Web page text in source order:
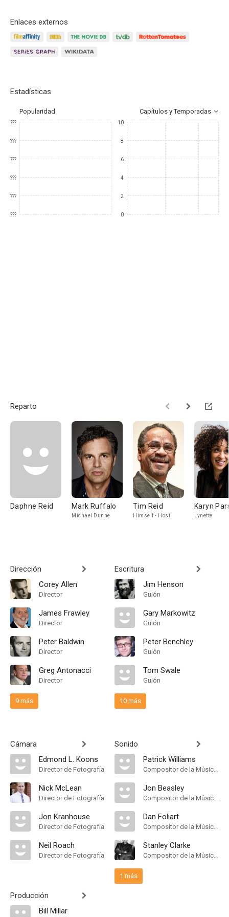
Enlaces externos
Estadísticas
Popularidad Capítulos y Temporadas
???
???
???
???
???
???
10
8
6
4
2
0
Reparto
Daphne Reid Mark Ruffalo
Michael Dunne
Tim Reid
Himself - Host
Karyn
Lynette
Dirección
Corey Allen
Director
James Frawley
Director
Peter Baldwin
Director
Greg Antonacci
Director
9 más
Cámara
Edmond L. Koons
Director de Fotografía
Nick McLean
Director de Fotografía
Jon Kranhouse
Director de Fotografía
Neil Roach
Director de Fotografía
Producción
Bill Millar
Escritura
Jim Henson
Guión
Gary Markowitz
Guión
Peter Benchley
Guión
Tom Swale
Guión
10 más
Sonido
Patrick Williams
Compositor de la Música Original
Jon Beasley
Compositor de la Música Original
Dan Foliart
Compositor de la Música Original
Stanley Clarke
Compositor de la Música Original
1 más